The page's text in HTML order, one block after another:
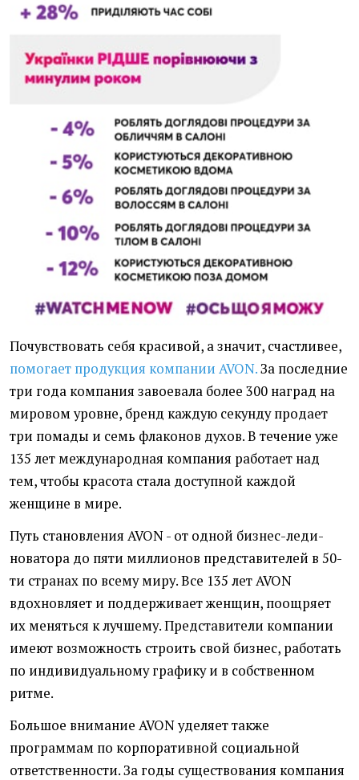
Почувствовать себя красивой, а значит, счастливее,
помогает продукция компании AVON.За последние
три года компания завоевала более 300 наград на
мировом уровне, бренд каждую секунду продает
три помады и семь флаконов духов. В течение уже
135 лет международная компания работает над
тем, чтобы красота стала доступной каждой
женщине в мире.
Путь становления AVON - от одной бизнес-леди-
новатора до пяти миллионов представителей в 50-
ти странах по всему миру. Все 135 лет AVON
вдохновляет и поддерживает женщин, поощряет
их меняться к лучшему. Представители компании
имеют возможность строить свой бизнес, работать
по индивидуальному графику и в собственном
ритме.
Большое внимание AVON уделяет также
программам по корпоративной социальной
ответственности. За годы существования компания